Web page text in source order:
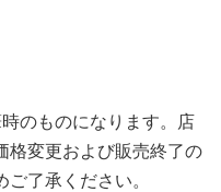
のものになります。店
格変更および販売終了の
了承ください。